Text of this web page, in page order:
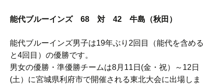
能代ブルーインズ 68 対 42 牛島（秋田）
能代ブルーインズ男子は19年ぶり2回目（能代を含める
と4回目）の優勝です。
男女の優勝・準優勝チームは8月11日(金・祝）～12日
(土）に宮城県利府市で開催される東北大会に出場しま